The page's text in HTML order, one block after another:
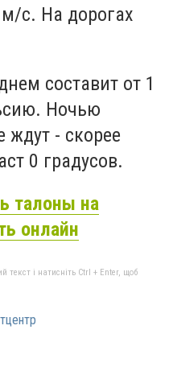
м/с. На дорогах
составит от 1
Ночью
ждут - скорее
0 градусов.
талоны на
онлайн
текст і натисніть Ctrl + Enter, щоб